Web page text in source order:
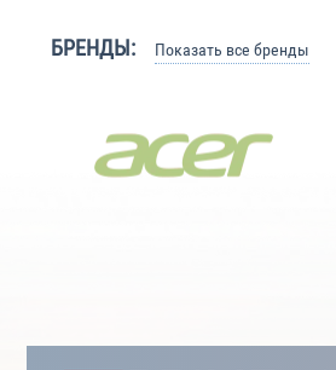
БРЕНДЫ: Показать все бренды